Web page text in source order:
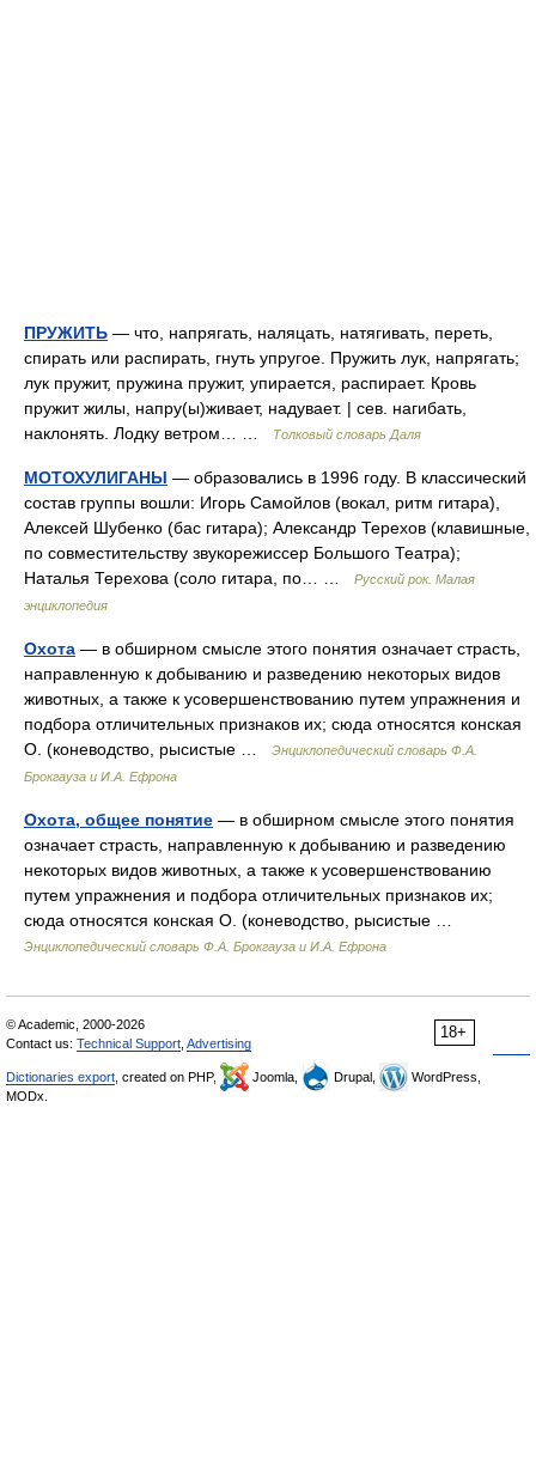
ПРУЖИТЬ — что, напрягать, наляцать, натягивать, переть,
спирать или распирать, гнуть упругое. Пружить лук, напрягать;
лук пружит, пружина пружит, упирается, распирает. Кровь
пружит жилы, напру(ы)живает, надувает. | сев. нагибать,
наклонять. Лодку ветром… …
Толковый словарь Даля
МОТОХУЛИГАНЫ — образовались в 1996 году. В классический
состав группы вошли: Игорь Самойлов (вокал, ритм гитара),
Алексей Шубенко (бас гитара); Александр Терехов (клавишные,
по совместительству звукорежиссер Большого Театра);
Наталья Терехова (соло гитара, по… …
Русский рок. Малая
энциклопедия
Охота — в обширном смысле этого понятия означает страсть,
направленную к добыванию и разведению некоторых видов
животных, а также к усовершенствованию путем упражнения и
подбора отличительных признаков их; сюда относятся конская
О. (коневодство, рысистые …
Энциклопедический словарь Ф.А.
Брокгауза и И.А. Ефрона
Охота, общее понятие — в обширном смысле этого понятия
означает страсть, направленную к добыванию и разведению
некоторых видов животных, а также к усовершенствованию
путем упражнения и подбора отличительных признаков их;
сюда относятся конская О. (коневодство, рысистые …
Энциклопедический словарь Ф.А. Брокгауза и И.А. Ефрона
18+
© Academic, 2000-2026
Contact us: Technical Support Advertising
Dictionaries export , created on PHP, Joomla, Drupal,
WordPress,
MODx.